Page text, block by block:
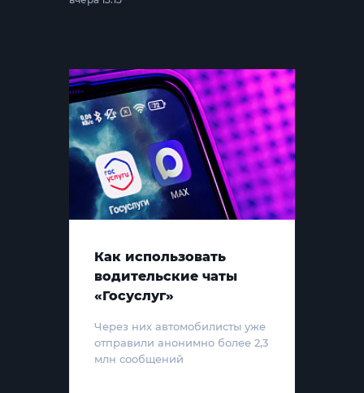
Как использовать
водительские чаты
«Госуслуг»
Через них автомобилисты уже
отправили анонимно более 2,3
млн сообщений